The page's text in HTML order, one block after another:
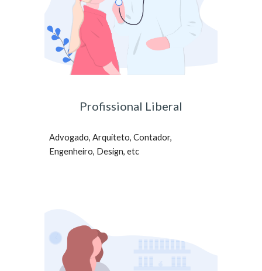
Profissional Liberal
Advogado, Arquiteto, Contador,
Engenheiro, Design, etc